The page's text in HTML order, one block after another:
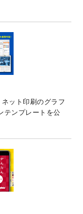
ット印刷のグラフ
テンプレートを公